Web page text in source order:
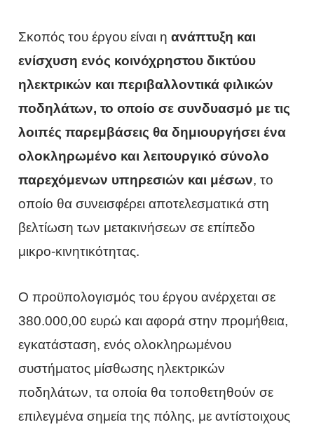
Σκοπός του έργου είναι ηανάπτυξη και
ενίσχυση ενός κοινόχρηστου δικτύου
ηλεκτρικών και περιβαλλοντικά φιλικών
ποδηλάτων, το οποίο σε συνδυασμό με τις
λοιπές παρεμβάσεις θα δημιουργήσει ένα
ολοκληρωμένο και λειτουργικό σύνολο
παρεχόμενων υπηρεσιών και μέσων, το
οποίο θα συνεισφέρει αποτελεσματικά στη
βελτίωση των μετακινήσεων σε επίπεδο
μικρο-κινητικότητας.
Ο προϋπολογισμός του έργου ανέρχεται σε
380.000,00 ευρώ και αφορά στην προμήθεια,
εγκατάσταση, ενός ολοκληρωμένου
συστήματος μίσθωσης ηλεκτρικών
ποδηλάτων, τα οποία θα τοποθετηθούν σε
επιλεγμένα σημεία της πόλης, με αντίστοιχους